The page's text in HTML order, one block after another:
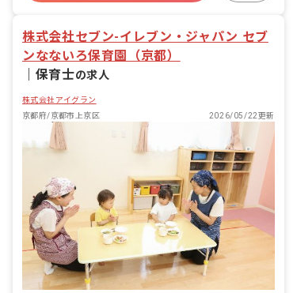
株式会社セブン-イレブン・ジャパン セブ
ンなないろ保育園（京都）
保育士の求人
株式会社アイグラン
京都府/京都市上京区
2026/05/22更新